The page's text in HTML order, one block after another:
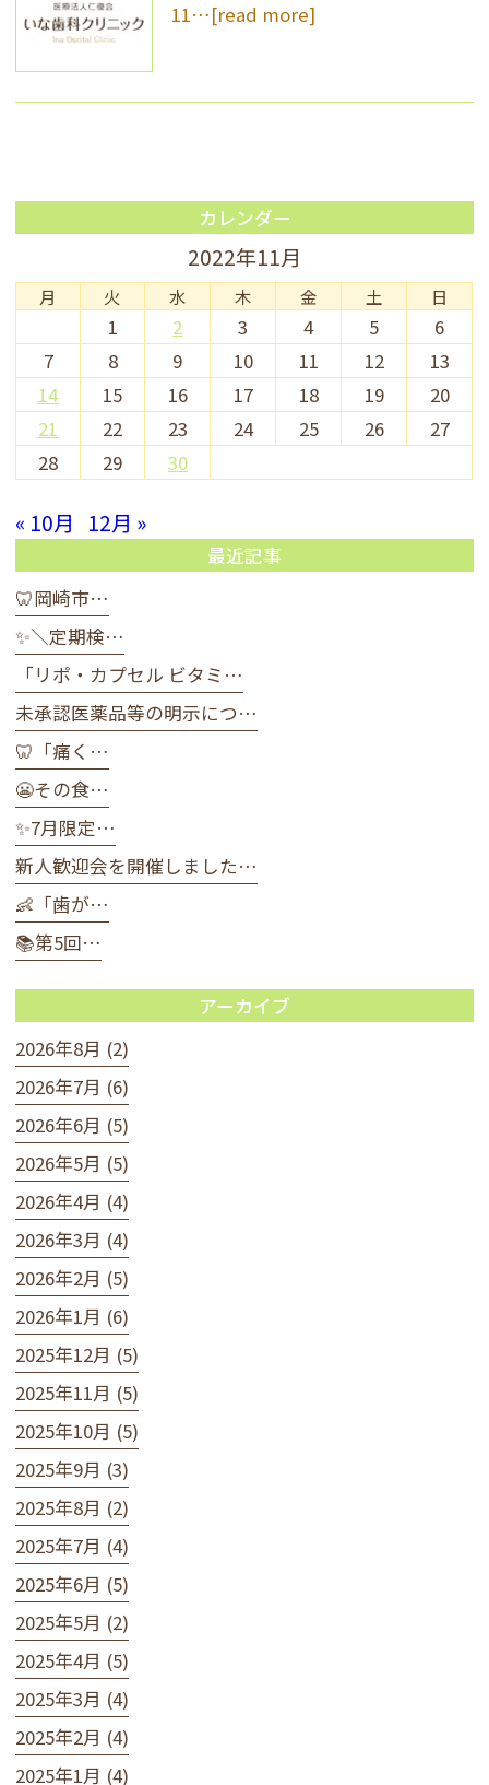
11…[read more]
カレンダー
2022年11月
月 火 水 木 金 土 日
1 2 3 4 5
6
7
8 9 10 11 12
13
14
15 16 17 18 19
20
21
22 23 24 25 26
27
28
29 30
« 10月 12月 »
最近記事
🦷岡崎市…
✨＼定期検…
「リポ・カプセル ビタミ…
未承認医薬品等の明示につ…
🦷「痛く…
😬その食…
✨7月限定…
新人歓迎会を開催しました…
👶「歯が…
📚第5回…
アーカイブ
2026年8月 (2)
2026年7月 (6)
2026年6月 (5)
2026年5月 (5)
2026年4月 (4)
2026年3月 (4)
2026年2月 (5)
2026年1月 (6)
2025年12月 (5)
2025年11月 (5)
2025年10月 (5)
2025年9月 (3)
2025年8月 (2)
2025年7月 (4)
2025年6月 (5)
2025年5月 (2)
2025年4月 (5)
2025年3月 (4)
2025年2月 (4)
2025年1月 (4)